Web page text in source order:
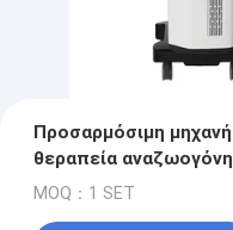
Προσαρμόσιμη
θεραπεία
MOQ：1 SET